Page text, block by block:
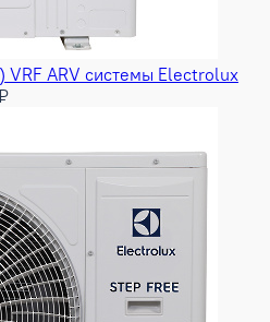
ARV системы Electrolux